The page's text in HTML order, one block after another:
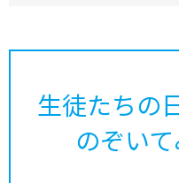
生徒たちの
のぞい